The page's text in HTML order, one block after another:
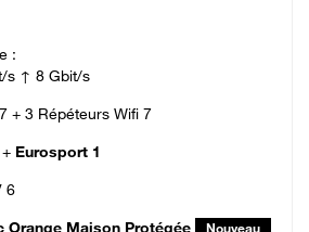
:
s ↑ 8 Gbit/s
+ 3 Répéteurs Wifi 7
Eurosport 1
6
Orange Maison Protégée Nouveau